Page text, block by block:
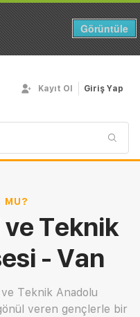
Görüntüle
Kayıt Ol Giriş Yap
MU?
Teknik
- Van
Teknik Anadolu
veren gençlerle bir